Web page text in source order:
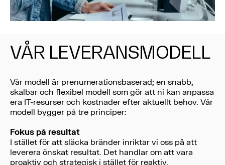
VÅR LEVERANSMODELL
Vår modell är prenumerationsbaserad; en snabb,
skalbar och flexibel modell som gör att ni kan anpassa
era IT-resurser och kostnader efter aktuellt behov. Vår
modell bygger på tre principer:
Fokus på resultat
I stället för att släcka bränder inriktar vi oss på att
leverera önskat resultat. Det handlar om att vara
proaktiv och strategisk i stället för reaktiv.